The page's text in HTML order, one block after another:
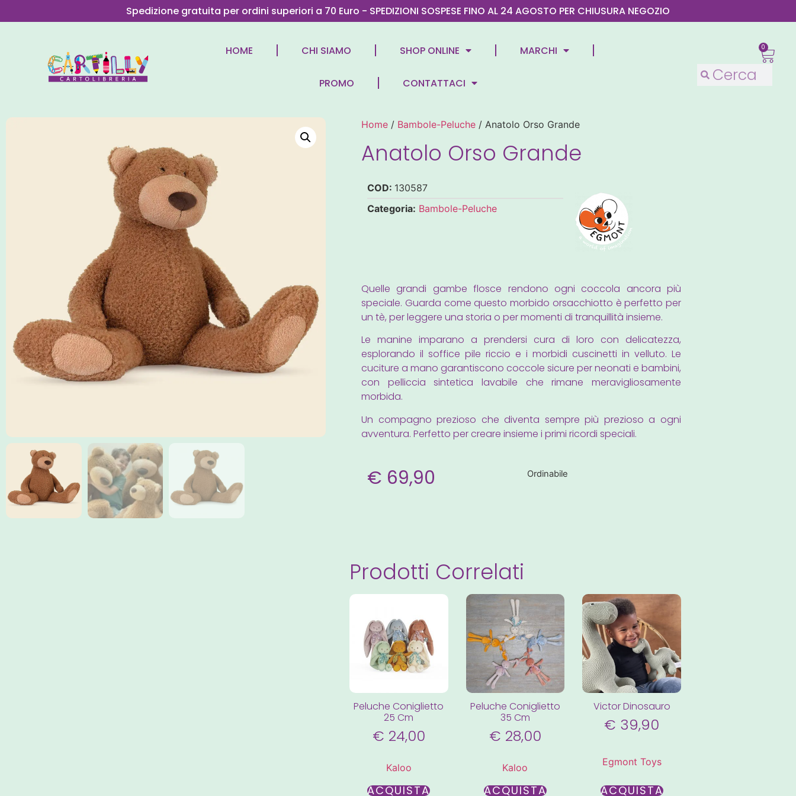
Spedizione gratuita per ordini superiori a 70 Euro - SPEDIZIONI SOSPESE FINO AL 24 AGOSTO PER CHIUSURA NEGOZIO
HOME CHI SIAMO SHOP ONLINE MARCHI
PROMO CONTATTACI
0
Home / Bambole-Peluche / Anatolo Orso Grande
Anatolo Orso Grande
COD: 130587
Categoria: Bambole-Peluche
Quelle grandi gambe flosce rendono ogni coccola ancora più
speciale. Guarda come questo morbido orsacchiotto è perfetto per
un tè, per leggere una storia o per momenti di tranquillità insieme.
Le manine imparano a prendersi cura di loro con delicatezza,
esplorando il soffice pile riccio e i morbidi cuscinetti in velluto. Le
cuciture a mano garantiscono coccole sicure per neonati e bambini,
con pelliccia sintetica lavabile che rimane meravigliosamente
morbida.
Un compagno prezioso che diventa sempre più prezioso a ogni
avventura. Perfetto per creare insieme i primi ricordi speciali.
€ 69,90 Ordinabile
Prodotti Correlati
Peluche Coniglietto
25 Cm
€ 24,00
Kaloo
ACQUISTA
Peluche Coniglietto
35 Cm
€ 28,00
Kaloo
ACQUISTA
Victor Dinosauro
€ 39,90
Egmont Toys
ACQUISTA